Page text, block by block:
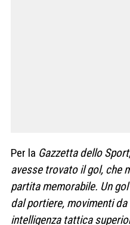
Per la Gazzetta dello Sport
avesse trovato il gol, che
partita memorabile. Un
dal portiere, movimenti
intelligenza tattica